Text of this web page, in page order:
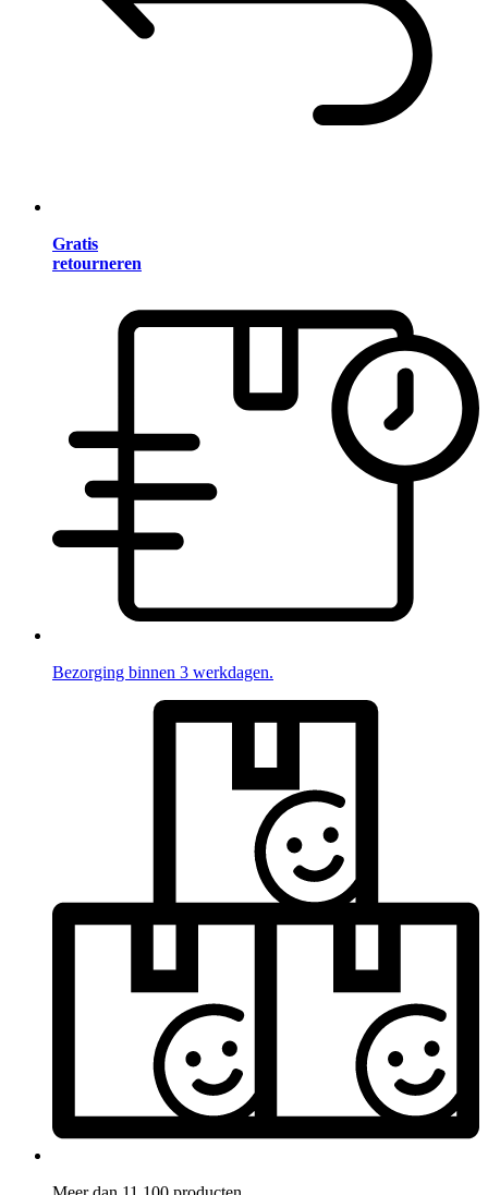
Gratis
retourneren
Bezorging binnen 3 werkdagen.